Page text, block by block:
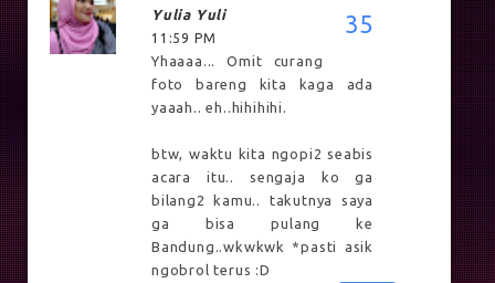
Yulia Yuli
11:59 PM
Yhaaaa... Omit curang
foto bareng kita kaga ada
yaaah.. eh..hihihihi.
btw, waktu kita ngopi2 seabis
acara itu.. sengaja ko ga
bilang2 kamu.. takutnya saya
ga bisa pulang ke
Bandung..wkwkwk *pasti asik
ngobrol terus :D